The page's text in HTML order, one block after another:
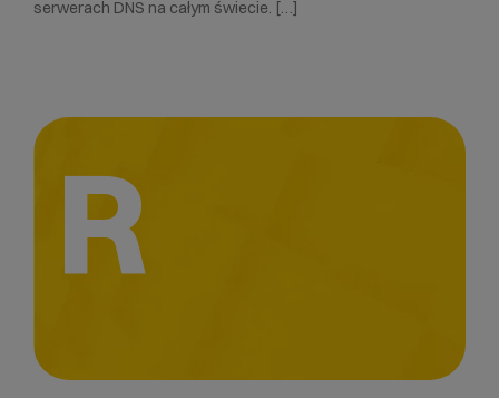
serwerach DNS na całym świecie. […]
R